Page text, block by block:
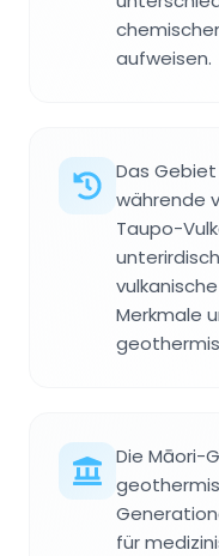
aufweisen.
Das
währende
Taupo-
Merkmale
Die Māori-
für